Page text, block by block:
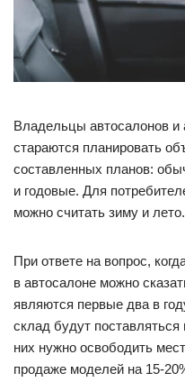
Владельцы автосалонов
стараются планировать
составленных планов:
и годовые. Для
можно считать зиму и лето.
При ответе на вопрос,
в автосалоне можно
являются первые два в
склад будут
них нужно освободить
продаже моделей на 15-